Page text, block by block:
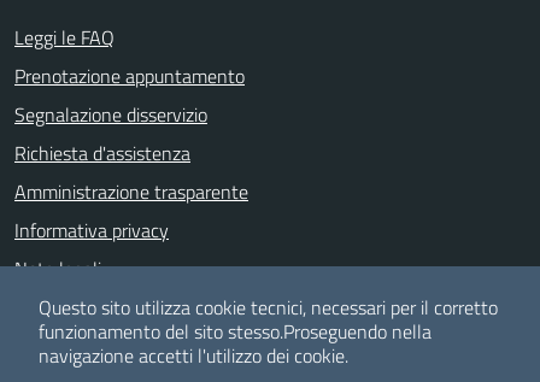
Leggi le FAQ
Prenotazione appuntamento
Segnalazione disservizio
Richiesta d'assistenza
Amministrazione trasparente
Informativa privacy
Note legali
Dichiarazione di accessibilità
Albo pretorio
Questo sito utilizza cookie tecnici, necessari per il corretto
funzionamento del sito stesso.Proseguendo nella
navigazione accetti l'utilizzo dei cookie.